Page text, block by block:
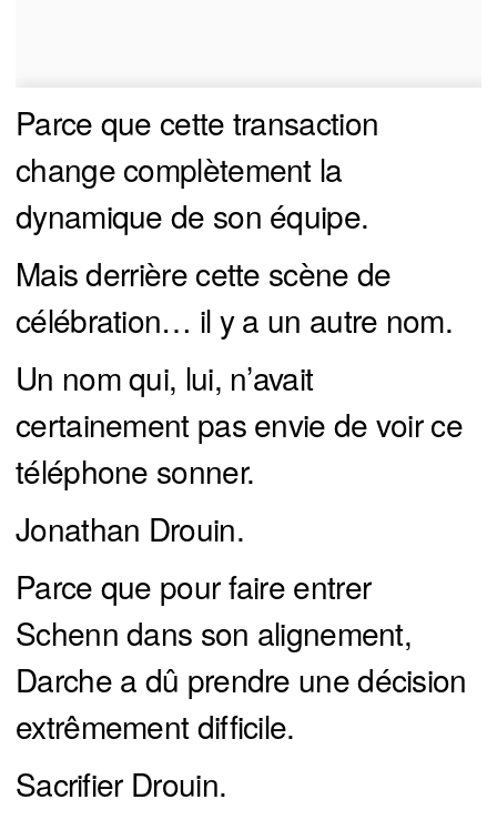
Parce que cette transaction
change complètement la
dynamique de son équipe.
Mais derrière cette scène de
célébration… il y a un autre nom.
Un nom qui, lui, n’avait
certainement pas envie de voir ce
téléphone sonner.
Jonathan Drouin.
Parce que pour faire entrer
Schenn dans son alignement,
Darche a dû prendre une décision
extrêmement difficile.
Sacrifier Drouin.